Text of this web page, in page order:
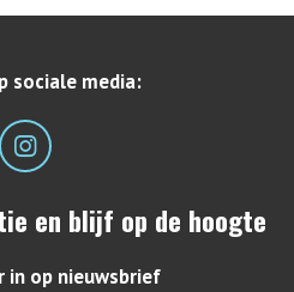
sociale media:
I
n
t
g
en blijf op de hoogte
in op nieuwsbrief